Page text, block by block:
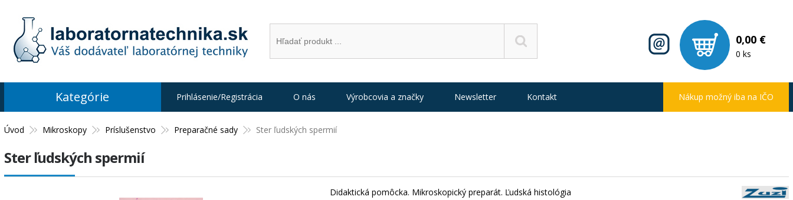
0,00 €
0 ks
Úvod Mikroskopy Príslušenstvo Preparačné sady Ster ľudských spermií
Ster ľudských spermií
Didaktická pomôcka. Mikroskopický preparát. Ľudská histológia
Kategórie Prihlásenie/Registrácia O nás Výrobcovia a značky Newsletter Kontakt Nákup možný iba na IČO